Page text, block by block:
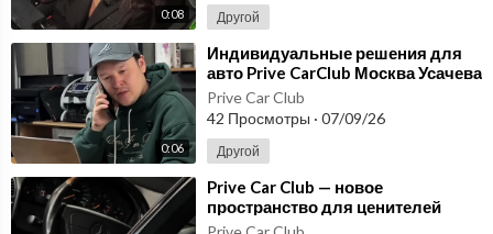
0:08 Другой
0:06
⁣Индивидуальные решения для
авто Prive CarClub Москва Усачева
2с1
Prive Car Club
42 Просмотры · 07/09/26
Другой
⁣Prive Car Club — новое
пространство для ценителей
подлинной эстетики